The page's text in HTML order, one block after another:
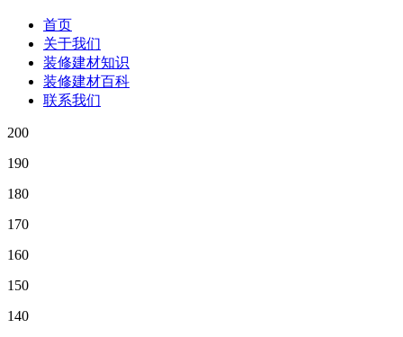
首页
关于我们
装修建材知识
装修建材百科
联系我们
200
190
180
170
160
150
140